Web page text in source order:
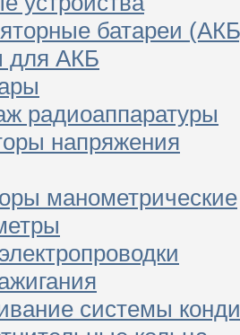
батареи
для АКБ
радиоаппаратуры
напряжения
манометрические
системы